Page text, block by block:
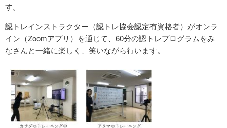
す。
認トレインストラクター（認トレ協会認定有資格者）がオンラ
イン（Zoomアプリ）を通じて、60分の認トレプログラムをみ
なさんと一緒に楽しく、笑いながら行います。